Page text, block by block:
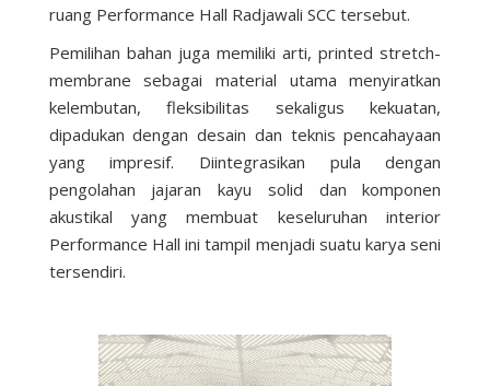
ruang Performance Hall Radjawali SCC tersebut.
Pemilihan bahan juga memiliki arti, printed stretch-
membrane sebagai material utama menyiratkan
kelembutan, fleksibilitas sekaligus kekuatan,
dipadukan dengan desain dan teknis pencahayaan
yang impresif. Diintegrasikan pula dengan
pengolahan jajaran kayu solid dan komponen
akustikal yang membuat keseluruhan interior
Performance Hall ini tampil menjadi suatu karya seni
tersendiri.